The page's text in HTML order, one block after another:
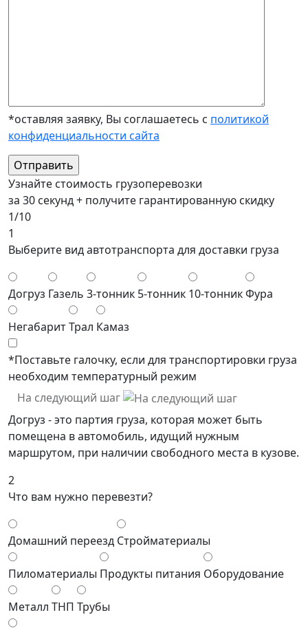
*оставляя заявку, Вы соглашаетесь с политикой
конфиденциальности сайта
Узнайте стоимость грузоперевозки
за 30 секунд + получите гарантированную скидку
1/10
1
Выберите вид автотранспорта для доставки груза
Догруз Газель 3-тонник 5-тонник 10-тонникФура
НегабаритТрал Камаз
*Поставьте галочку, если для транспортировки груза
необходим температурный режим
На следующий шаг
Догруз - это партия груза, которая может быть
помещена в автомобиль, идущий нужным
маршрутом, при наличии свободного места в кузове.
2
Что вам нужно перевезти?
Домашний переезд Стройматериалы
Пиломатериалы Продукты питания Оборудование
Металл ТНП Трубы